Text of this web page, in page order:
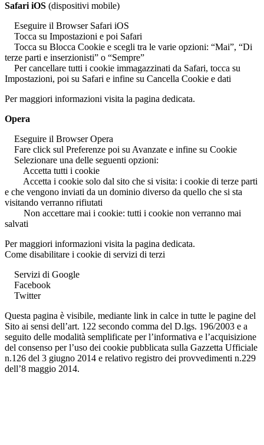
Safari iOS (dispositivi mobile)
Eseguire il Browser Safari iOS
Tocca su Impostazioni e poi Safari
Tocca su Blocca Cookie e scegli tra le varie opzioni: “Mai”, “Di
terze parti e inserzionisti” o “Sempre”
Per cancellare tutti i cookie immagazzinati da Safari, tocca su
Impostazioni, poi su Safari e infine su Cancella Cookie e dati
Per maggiori informazioni visita la pagina dedicata.
Opera
Eseguire il Browser Opera
Fare click sul Preferenze poi su Avanzate e infine su Cookie
Selezionare una delle seguenti opzioni:
Accetta tutti i cookie
Accetta i cookie solo dal sito che si visita: i cookie di terze parti
e che vengono inviati da un dominio diverso da quello che si sta
visitando verranno rifiutati
Non accettare mai i cookie: tutti i cookie non verranno mai
salvati
Per maggiori informazioni visita la pagina dedicata.
Come disabilitare i cookie di servizi di terzi
Servizi di Google
Facebook
Twitter
Questa pagina è visibile, mediante link in calce in tutte le pagine del
Sito ai sensi dell’art. 122 secondo comma del D.lgs. 196/2003 e a
seguito delle modalità semplificate per l’informativa e l’acquisizione
del consenso per l’uso dei cookie pubblicata sulla Gazzetta Ufficiale
n.126 del 3 giugno 2014 e relativo registro dei provvedimenti n.229
dell’8 maggio 2014.